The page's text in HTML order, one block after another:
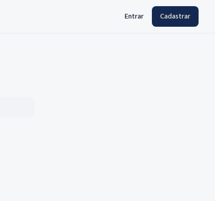
Entrar Cadastrar